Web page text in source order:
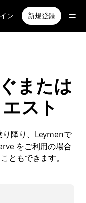
ン 新規登録
または
スト
り降り、Leymenで
をご利用の場合
ともできます。